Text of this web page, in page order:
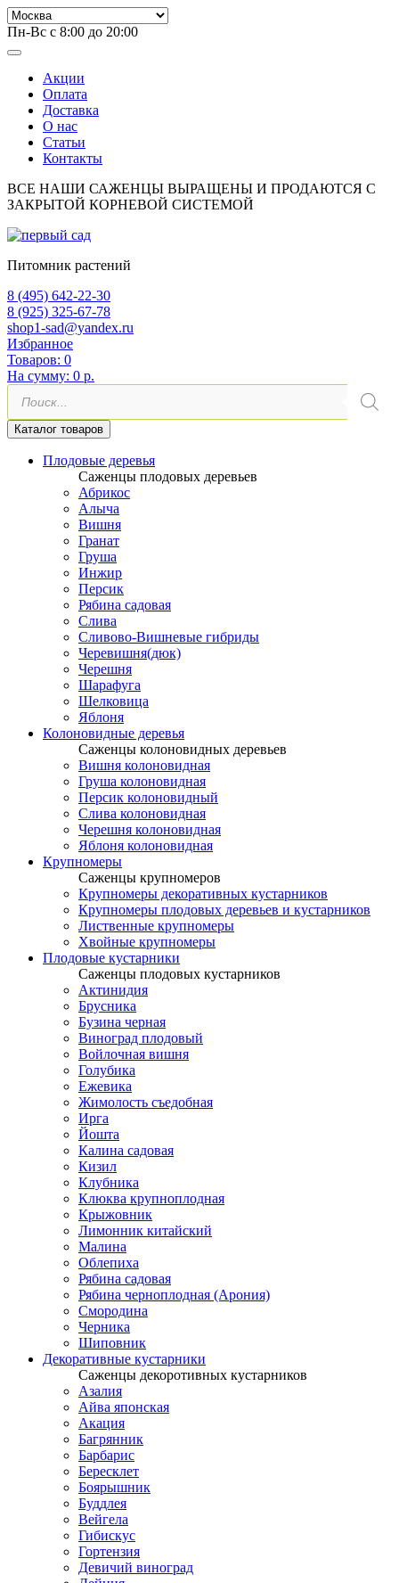
Пн-Вс с 8:00 до 20:00
Акции
Оплата
Доставка
О нас
Статьи
Контакты
ВСЕ НАШИ САЖЕНЦЫ ВЫРАЩЕНЫ И ПРОДАЮТСЯ С
ЗАКРЫТОЙ КОРНЕВОЙ СИСТЕМОЙ
Питомник растений
8 (495) 642-22-30
8 (925) 325-67-78
shop1-sad@yandex.ru
Избранное
Товаров: 0
На сумму: 0 р.
Поиск
товаров
Каталог товаров
Плодовые деревья
Саженцы плодовых деревьев
Абрикос
Алыча
Вишня
Гранат
Груша
Инжир
Персик
Рябина садовая
Слива
Сливово-Вишневые гибриды
Черевишня(дюк)
Черешня
Шарафуга
Шелковица
Яблоня
Колоновидные деревья
Саженцы колоновидных деревьев
Вишня колоновидная
Груша колоновидная
Персик колоновидный
Слива колоновидная
Черешня колоновидная
Яблоня колоновидная
Крупномеры
Саженцы крупномеров
Крупномеры декоративных кустарников
Крупномеры плодовых деревьев и кустарников
Лиственные крупномеры
Хвойные крупномеры
Плодовые кустарники
Саженцы плодовых кустарников
Актинидия
Брусника
Бузина черная
Виноград плодовый
Войлочная вишня
Голубика
Ежевика
Жимолость съедобная
Ирга
Йошта
Калина садовая
Кизил
Клубника
Клюква крупноплодная
Крыжовник
Лимонник китайский
Малина
Облепиха
Рябина садовая
Рябина черноплодная (Арония)
Смородина
Черника
Шиповник
Декоративные кустарники
Саженцы декоротивных кустарников
Азалия
Айва японская
Акация
Багрянник
Барбарис
Бересклет
Боярышник
Буддлея
Вейгела
Гибискус
Гортензия
Девичий виноград